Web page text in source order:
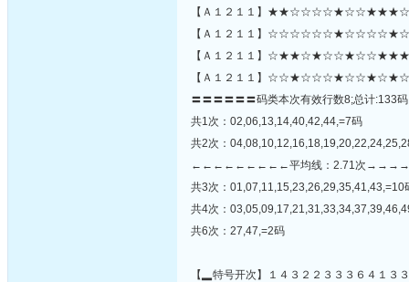
【Ａ１２１１】
【Ａ１２１１】
【Ａ１２１１】
【Ａ１２１１】
〓〓〓〓〓〓码类本次有效行数8;总计:133
共1次：02,06,13,14,40,42,44,=7码
共2次：
←←←←←←←←←平均线：2.71次
共3次：01,07,11,15,23,26,29,35,41,43,=10
共4次：
共6次：27,47,=2码
【▂特号开次】１４３２２３３３６４１３